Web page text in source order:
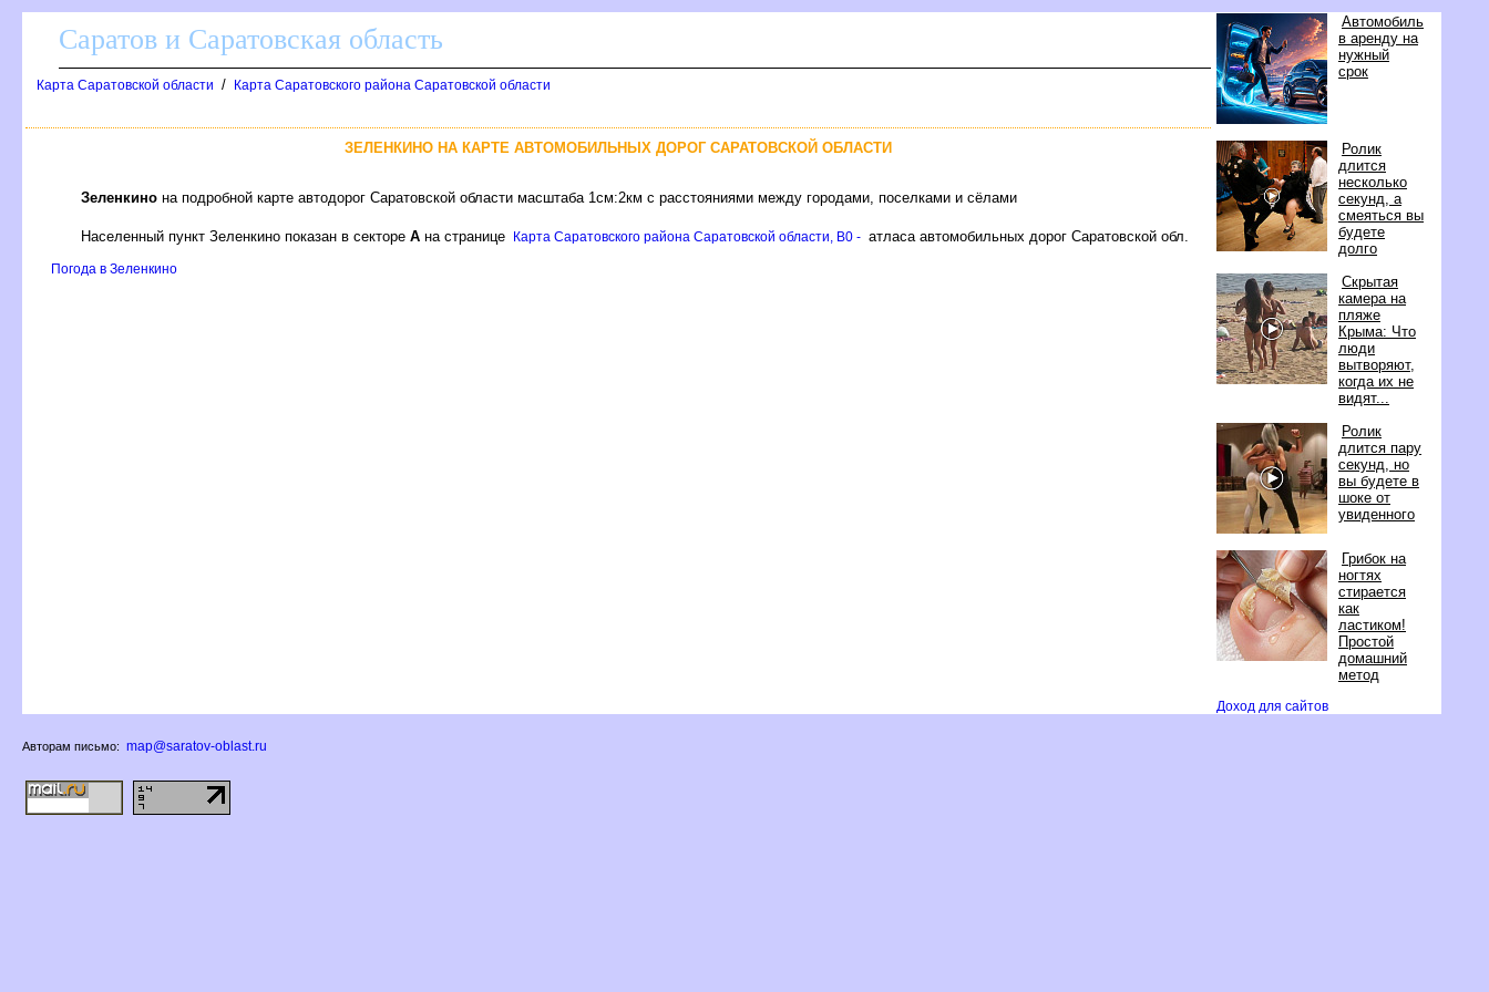
Автомобиль
аренду на
нужный
срок
Ролик
длится
несколько
секунд, а
смеяться вы
удете
долго
Скрытая
камера на
пляже
Крыма: Что
люди
ытворяют,
когда их не
идят...
Ролик
длится пару
секунд, но
ы будете
шоке от
увиденного
Грибок на
ногтях
стирается
как
ластиком!
Простой
домашний
метод
Доход для сайто
Саратов и Саратовская область
Карта Саратовской области / Карта Саратовского района Саратовской области
ЗЕЛЕНКИНО НА КАРТЕ АВТОМОБИЛЬНЫХ ДОРОГ САРАТОВСКОЙ ОБЛАСТИ
Зеленкино на подробной карте автодорог Саратовской области масштаба 1см:2км с расстояниями между городами, поселками и сёлами
Населенный пункт Зеленкино показан в секторе А на странице Карта Саратовского района Саратовской области, B0 - атласа автомобильных дорог Саратовской обл.
Погода в Зеленкино
Авторам письмо: map@saratov-oblast.ru